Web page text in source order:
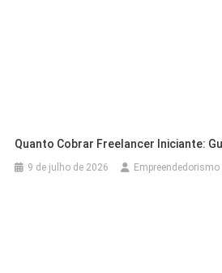
Quanto Cobrar Freelancer Iniciante:
9 de julho de 2026